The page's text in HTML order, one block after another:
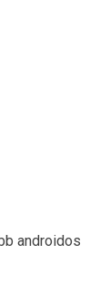
androidos